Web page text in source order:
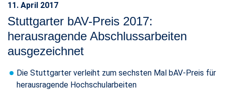
Stuttgarter bAV-Preis
2017 Abschlussarbeiten
ausgezeichnet -
Stuttgarter
11. April 2017
Stuttgarter bAV-Preis 2017:
herausragende Abschlussarbeiten
ausgezeichnet
Die Stuttgarter verleiht zum sechsten Mal bAV-Preis für
herausragende Hochschularbeiten